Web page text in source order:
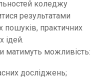
коледжу
результатами
пошуків, практичних
ідей.
матимуть можливість:
досліджень;